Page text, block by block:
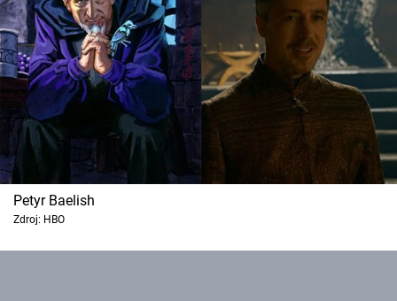
Petyr Baelish
Zdroj: HBO